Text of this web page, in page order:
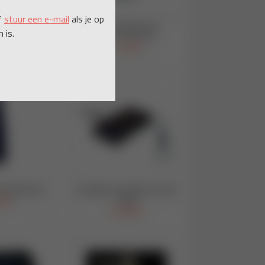
stuur een e-mail als je op
is.